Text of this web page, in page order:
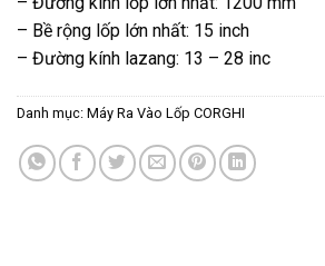
– Bề rộng lốp lớn nhất: 15 inch
– Đường kính lazang: 13 – 28 inc
Danh mục: Máy Ra Vào Lốp CORGHI